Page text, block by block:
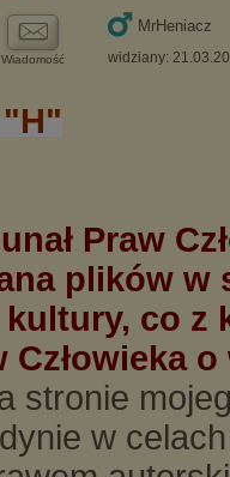
Wiadomość
MrHeniacz
widziany: